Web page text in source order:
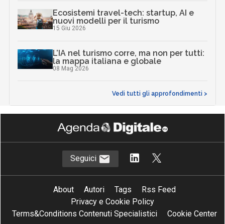
Ecosistemi travel-tech: startup, AI e
nuovi modelli per il turismo
15 Giu 2026
L’IA nel turismo corre, ma non per tutti:
la mappa italiana e globale
08 Mag 2026
Vedi tutti gli approfondimenti >
Seguici
About Autori Tags
Rss Feed
Privacy e Cookie Policy
Terms&Conditions Contenuti Specialistici
Cookie Center